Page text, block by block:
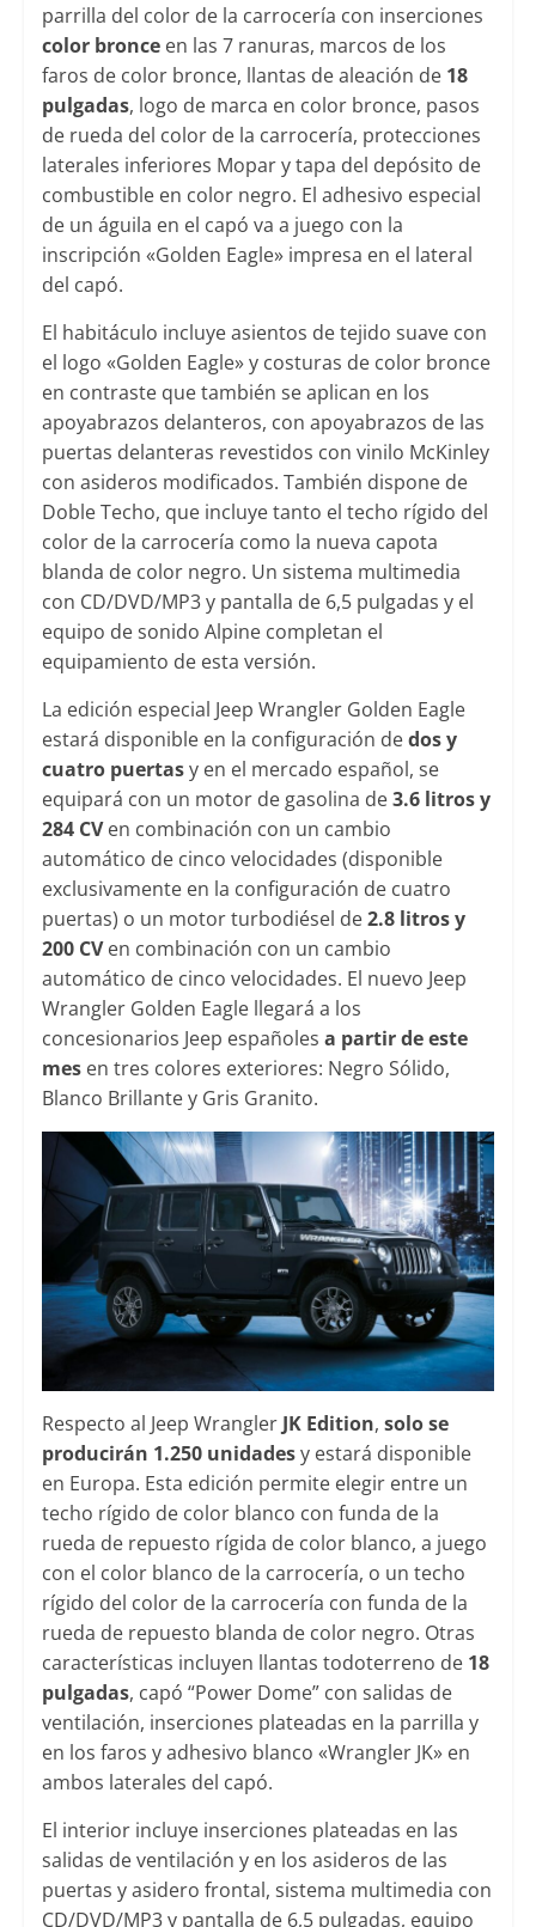
parrilla del color de la carrocería con inserciones
color bronceen las 7 ranuras, marcos de los
faros de color bronce, llantas de aleación de 18
pulgadas, logo de marca en color bronce, pasos
de rueda del color de la carrocería, protecciones
laterales inferiores Mopar y tapa del depósito de
combustible en color negro. El adhesivo especial
de un águila en el capó va a juego con la
inscripción «Golden Eagle» impresa en el lateral
del capó.
El habitáculo incluye asientos de tejido suave con
el logo «Golden Eagle» y costuras de color bronce
en contraste que también se aplican en los
apoyabrazos delanteros, con apoyabrazos de las
puertas delanteras revestidos con vinilo McKinley
con asideros modificados. También dispone de
Doble Techo, que incluye tanto el techo rígido del
color de la carrocería como la nueva capota
blanda de color negro. Un sistema multimedia
con CD/DVD/MP3 y pantalla de 6,5 pulgadas y el
equipo de sonido Alpine completan el
equipamiento de esta versión.
La edición especial Jeep Wrangler Golden Eagle
estará disponible en la configuración dedos y
cuatro puertasy en el mercado español, se
equipará con un motor de gasolina de3.6 litros y
284 CVen combinación con un cambio
automático de cinco velocidades (disponible
exclusivamente en la configuración de cuatro
puertas) o un motor turbodiésel de2.8 litros y
200 CVen combinación con un cambio
automático de cinco velocidades. El nuevo Jeep
Wrangler Golden Eagle llegará a los
concesionarios Jeep españoles a partir de este
mesen tres colores exteriores: Negro Sólido,
Blanco Brillante y Gris Granito.
Respecto al Jeep Wrangler JK Edition, solo se
producirán 1.250 unidadesy estará disponible
en Europa. Esta edición permite elegir entre un
techo rígido de color blanco con funda de la
rueda de repuesto rígida de color blanco, a juego
con el color blanco de la carrocería, o un techo
rígido del color de la carrocería con funda de la
rueda de repuesto blanda de color negro. Otras
características incluyen llantas todoterreno de 18
pulgadas, capó “Power Dome” con salidas de
ventilación, inserciones plateadas en la parrilla y
en los faros y adhesivo blanco «Wrangler JK» en
ambos laterales del capó.
El interior incluye inserciones plateadas en las
salidas de ventilación y en los asideros de las
puertas y asidero frontal, sistema multimedia con
CD/DVD/MP3 y pantalla de 6,5 pulgadas, equipo